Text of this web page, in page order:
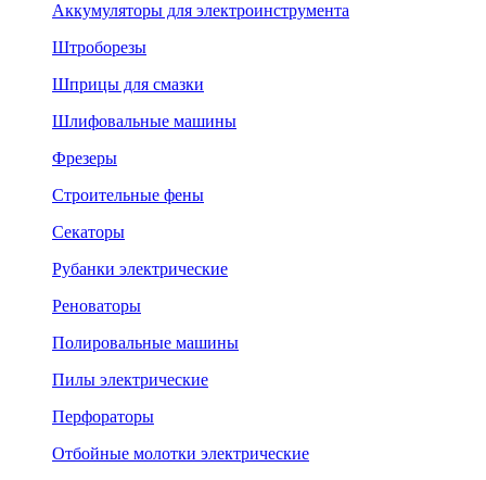
Аккумуляторы для электроинструмента
Штроборезы
Шприцы для смазки
Шлифовальные машины
Фрезеры
Строительные фены
Секаторы
Рубанки электрические
Реноваторы
Полировальные машины
Пилы электрические
Перфораторы
Отбойные молотки электрические